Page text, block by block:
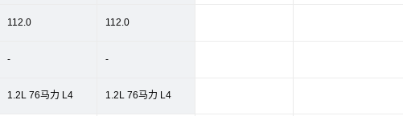
112.0 112.0
- -
1.2L 76马力 L4 1.2L 76马力 L4